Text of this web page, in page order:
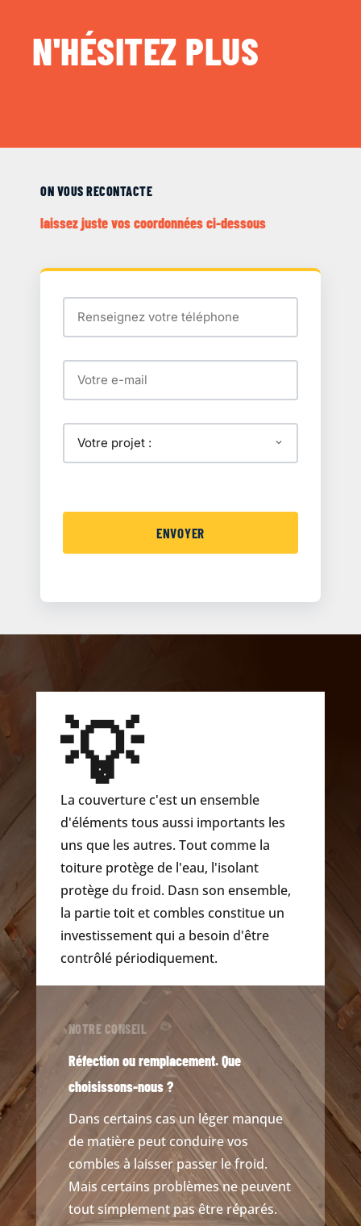
N'HÉSITEZ PLUS
ON VOUS RECONTACTE
laissez juste vos coordonnées ci-dessous
💡
La couverture c'est un ensemble
d'éléments tous aussi importants les
uns que les autres. Tout comme la
toiture protège de l'eau, l'isolant
protège du froid. Dasn son ensemble,
la partie toit et combles constitue un
investissement qui a besoin d'être
contrôlé périodiquement.
NOTRE CONSEIL
Réfection ou remplacement. Que
choisissons-nous ?
Dans certains cas un léger manque
de matière peut conduire vos
combles à laisser passer le froid.
Mais certains problèmes ne peuvent
tout simplement pas être réparés.